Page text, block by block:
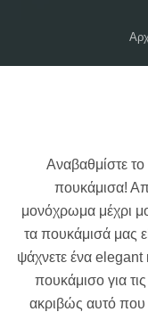
Αναβαθμίστε
πουκάμισα!
μονόχρωμα μέχρι
τα πουκάμισά μας
ψάχνετε ένα elegant
πουκάμισο για
ακριβώς αυτό που